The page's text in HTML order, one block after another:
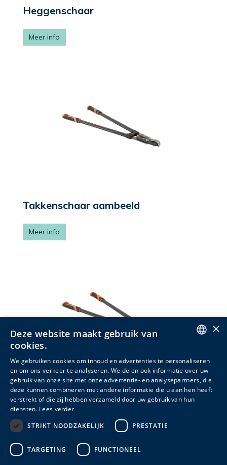
Heggenschaar
Meer info
Takkenschaar aambeeld
Meer info
Takkenschaar bypass
Meer info
DUTCH
FRENCH
×
Deze website maakt gebruik van
cookies.
We gebruiken cookies om inhoud en advertenties te personaliseren
en om ons verkeer te analyseren. We delen ook informatie over uw
gebruik van onze site met onze advertentie- en analysepartners, die
deze kunnen combineren met andere informatie die u aan hen heeft
verstrekt of die zij hebben verzameld door uw gebruik van hun
diensten. Lees verder
STRIKT NOODZAKELIJK
PRESTATIE
TARGETING FUNCTIONEEL